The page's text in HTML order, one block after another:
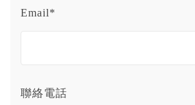
Email*
聯絡電話